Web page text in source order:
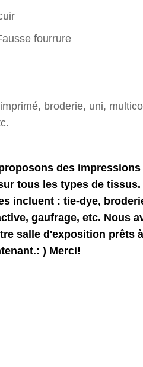
fourrure
imprimé, broderie, uni,
des
tous les types de
incluent : tie-dye,
gaufrage, etc. Nous
salle d'exposition prêts
) Merci!